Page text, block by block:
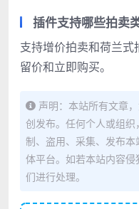
插件支持哪些拍卖
支持增价拍卖和荷兰
留价和立即购买。
声明：本站所有文章
创发布。任何个人或组
制、盗用、采集、发布
体平台。如若本站内容
们进行处理。